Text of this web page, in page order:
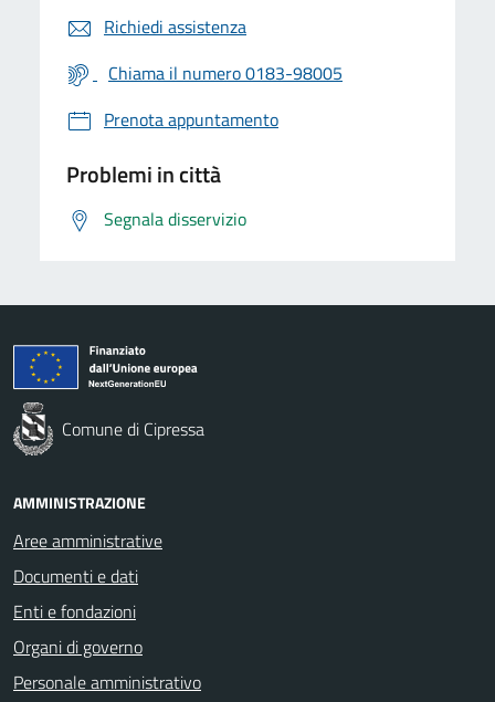
Richiedi assistenza
Chiama il numero 0183-98005
Prenota appuntamento
Problemi in città
Segnala disservizio
Comune di Cipressa
AMMINISTRAZIONE
Aree amministrative
Documenti e dati
Enti e fondazioni
Organi di governo
Personale amministrativo